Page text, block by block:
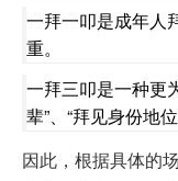
一拜一叩是成年人
重。
一拜三叩是一种更
辈”、“拜见身份地
因此，根据具体的